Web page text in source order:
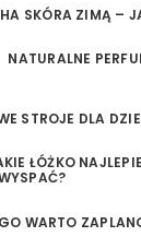
SKÓRA ZIMĄ –
NATURALNE
STROJE DLA
ŁÓŻKO
WARTO